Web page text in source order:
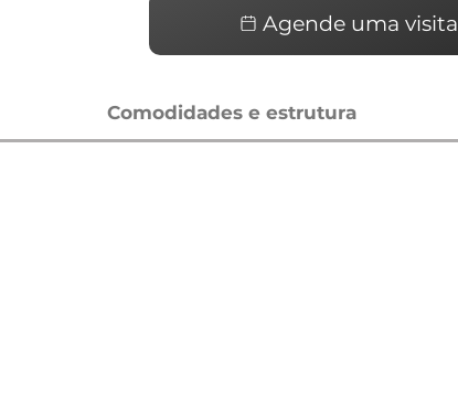
Agende uma visita
Comodidades e estrutura